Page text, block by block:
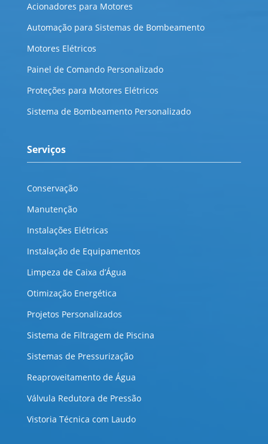
Acionadores para Motores
Automação para Sistemas de Bombeamento
Motores Elétricos
Painel de Comando Personalizado
Proteções para Motores Elétricos
Sistema de Bombeamento Personalizado
Serviços
Conservação
Manutenção
Instalações Elétricas
Instalação de Equipamentos
Limpeza de Caixa d’Água
Otimização Energética
Projetos Personalizados
Sistema de Filtragem de Piscina
Sistemas de Pressurização
Reaproveitamento de Água
Válvula Redutora de Pressão
Vistoria Técnica com Laudo